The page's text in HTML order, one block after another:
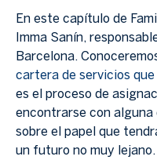
En este capítulo de
Imma Sanín,
Barcelona.
cartera de servicios que
es el proceso de
encontrarse con
sobre el papel que
un futuro no muy lejano.